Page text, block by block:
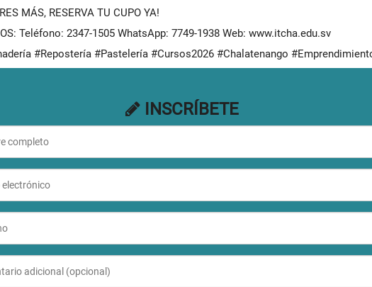
MÁS, RESERVA TU CUPO YA!
Teléfono: 2347-1505 WhatsApp: 7749-1938 Web: www.itcha.edu.sv
#Repostería #Pastelería #Cursos2026 #Chalatenango
INSCRÍBETE